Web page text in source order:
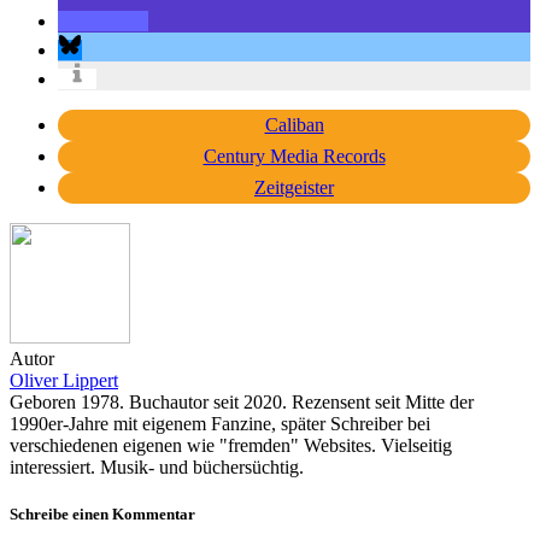
Caliban
Century Media Records
Zeitgeister
Autor
Oliver Lippert
Geboren 1978. Buchautor seit 2020. Rezensent seit Mitte der
1990er-Jahre mit eigenem Fanzine, später Schreiber bei
verschiedenen eigenen wie "fremden" Websites. Vielseitig
interessiert. Musik- und büchersüchtig.
Schreibe einen Kommentar